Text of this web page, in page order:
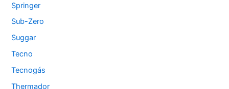
Springer
Sub-Zero
Suggar
Tecno
Tecnogás
Thermador